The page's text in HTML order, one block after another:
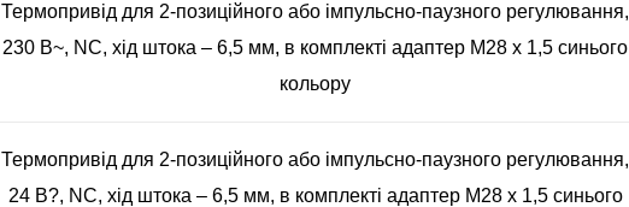
Термопривід для 2-позиційного або імпульсно-паузного регулювання,
230 В~, NC, хід штока – 6,5 мм, в комплекті адаптер M28 x 1,5 синього
кольору
Термопривід для 2-позиційного або імпульсно-паузного регулювання,
24 В?, NC, хід штока – 6,5 мм, в комплекті адаптер M28 x 1,5 синього